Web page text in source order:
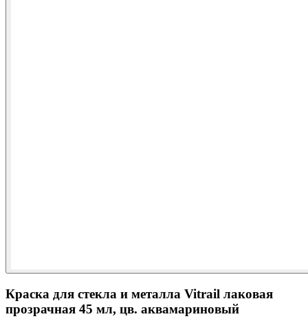
Краска для стекла и металла Vitrail лаковая
прозрачная 45 мл, цв. аквамариновый